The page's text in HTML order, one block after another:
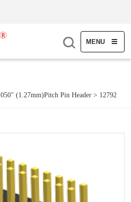
MENU
.050" (1.27mm)Pitch Pin Header > 12792